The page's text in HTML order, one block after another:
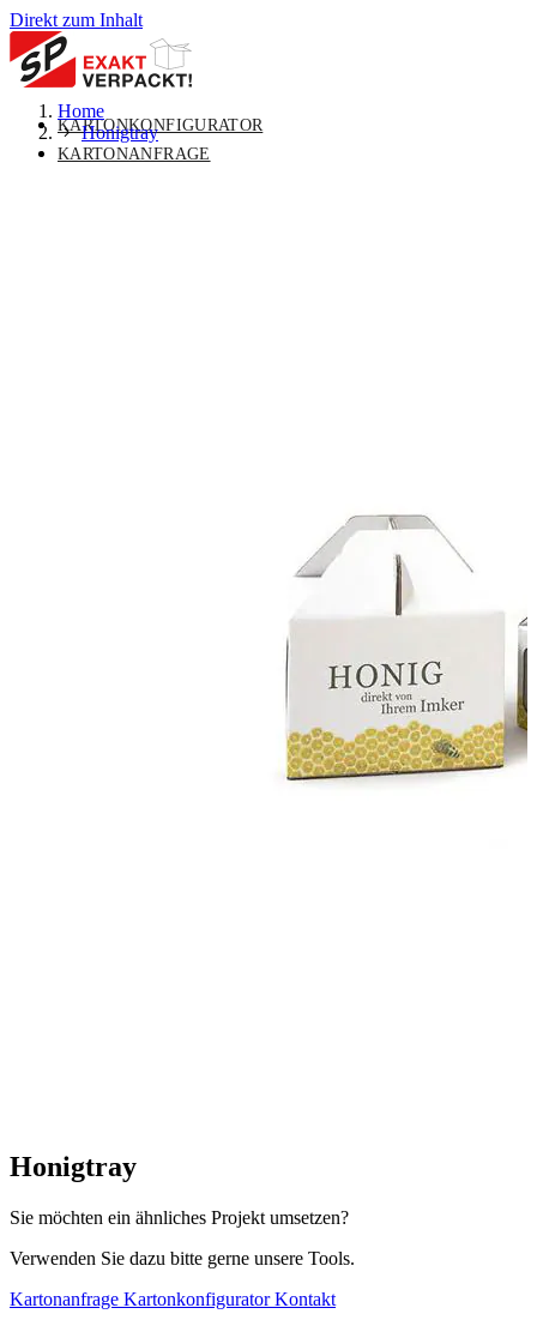
Direkt zum Inhalt
KARTONKONFIGURATOR
KARTONANFRAGE
Home
Honigtray
Honigtray
Sie möchten ein ähnliches Projekt umsetzen?
Verwenden Sie dazu bitte gerne unsere Tools.
Kartonanfrage KartonkonfiguratorKontakt